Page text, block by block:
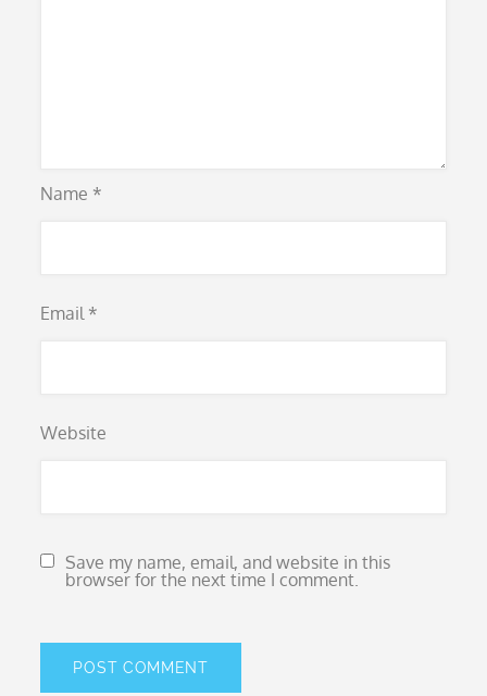
Name *
Email *
Website
Save my name, email, and website in this
browser for the next time I comment.